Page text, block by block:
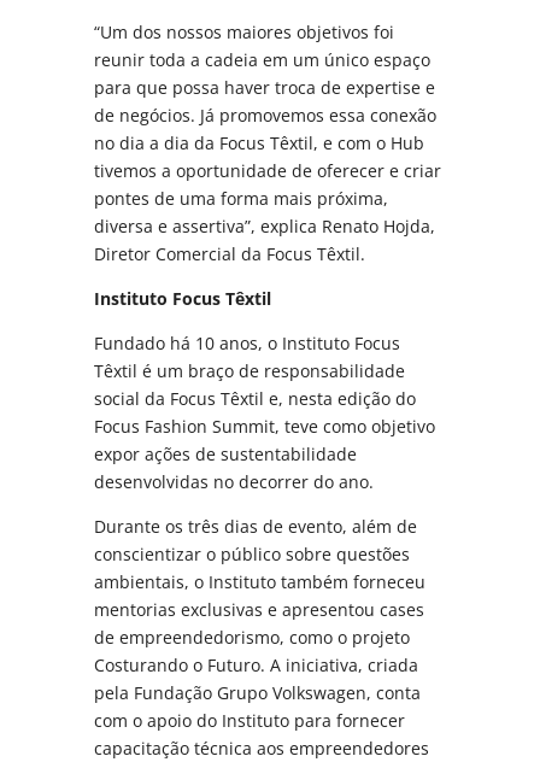
“Um dos nossos maiores objetivos foi
reunir toda a cadeia em um único espaço
para que possa haver troca de expertise e
de negócios. Já promovemos essa conexão
no dia a dia da Focus Têxtil, e com o Hub
tivemos a oportunidade de oferecer e criar
pontes de uma forma mais próxima,
diversa e assertiva”, explica Renato Hojda,
Diretor Comercial da Focus Têxtil.
Instituto Focus Têxtil
Fundado há 10 anos, o Instituto Focus
Têxtil é um braço de responsabilidade
social da Focus Têxtil e, nesta edição do
Focus Fashion Summit, teve como objetivo
expor ações de sustentabilidade
desenvolvidas no decorrer do ano.
Durante os três dias de evento, além de
conscientizar o público sobre questões
ambientais, o Instituto também forneceu
mentorias exclusivas e apresentou cases
de empreendedorismo, como o projeto
Costurando o Futuro. A iniciativa, criada
pela Fundação Grupo Volkswagen, conta
com o apoio do Instituto para fornecer
capacitação técnica aos empreendedores